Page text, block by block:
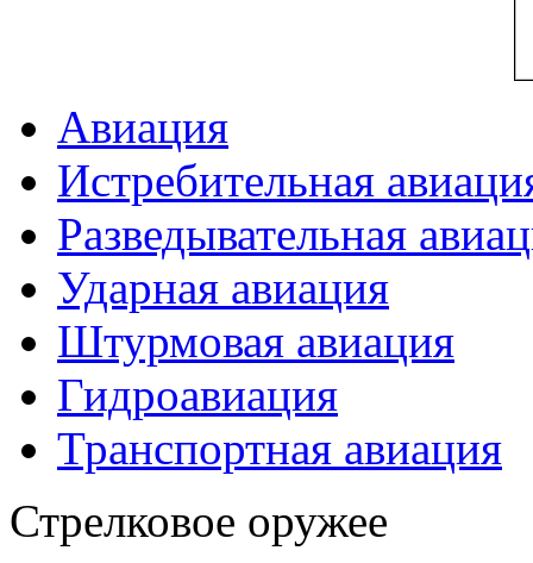
Авиация
Истребительная
Разведывательная
Ударная авиация
Штурмовая авиация
Гидроавиация
Транспортная авиация
Стрелковое оружее